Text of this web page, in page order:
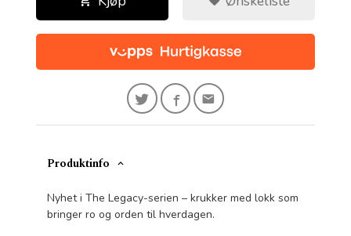
Produktinfo
Nyhet i The Legacy-serien – krukker med lokk som
bringer ro og orden til hverdagen.